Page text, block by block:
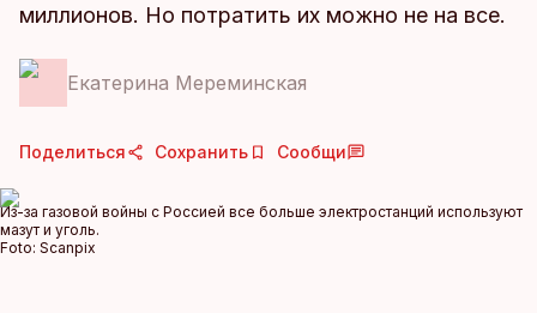
миллионов. Но потратить их можно не на все.
Екатерина Мереминская
Поделиться Сохранить Сообщи
Из-за газовой войны с Россией все больше электростанций используют
мазут и уголь.
Foto: Scanpix